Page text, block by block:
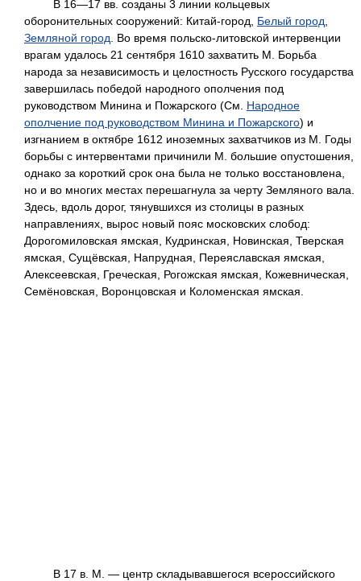
В 16—17 вв. созданы 3 линии кольцевых
оборонительных сооружений: Китай-город, Белый город
Земляной город . Во время польско-литовской интервенции
врагам удалось 21 сентября 1610 захватить М. Борьба
народа за независимость и целостность Русского государства
завершилась победой народного ополчения под
руководством Минина и Пожарского (См. Народное
ополчение под руководством Минина и Пожарского) и
изгнанием в октябре 1612 иноземных захватчиков из М. Годы
борьбы с интервентами причинили М. большие опустошения,
однако за короткий срок она была не только восстановлена,
но и во многих местах перешагнула за черту Земляного вала.
Здесь, вдоль дорог, тянувшихся из столицы в разных
направлениях, вырос новый пояс московских слобод:
Дорогомиловская ямская, Кудринская, Новинская, Тверская
ямская, Сущёвская, Напрудная, Переяславская ямская,
Алексеевская, Греческая, Рогожская ямская, Кожевническая,
Семёновская, Воронцовская и Коломенская ямская.
В 17 в. М. — центр складывавшегося всероссийского